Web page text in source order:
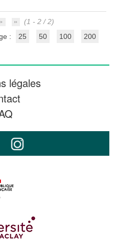
(1 - 2 / 2)
:
25 50 100 200
légales